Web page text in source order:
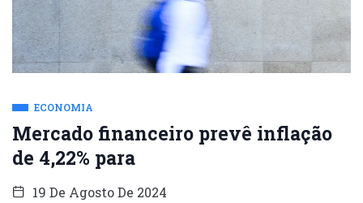
ECONOMIA
Mercado financeiro prevê inflação
de 4,22% para
19 De Agosto De 2024